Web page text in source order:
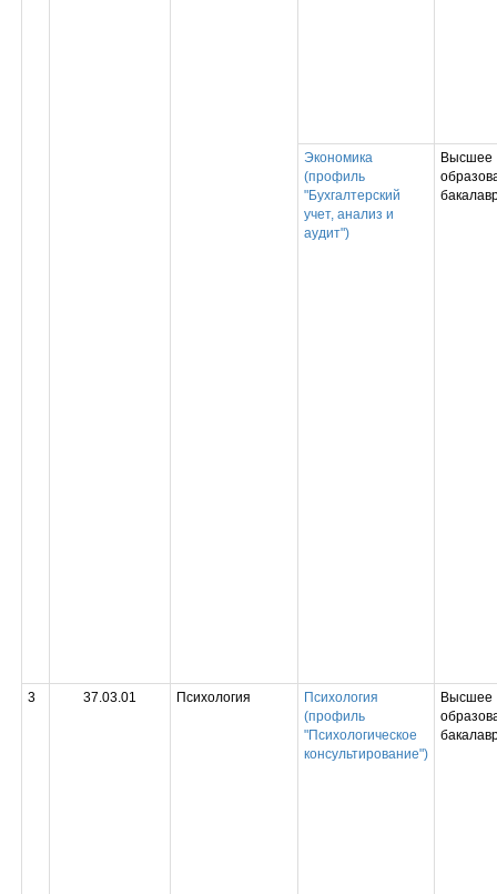
Экономика
(профиль
"Бухгалтерский
учет, анализ и
аудит")
Высшее
3 37.03.01 Психология
Психология
(профиль
"Психологическое
консультирование")
Высшее